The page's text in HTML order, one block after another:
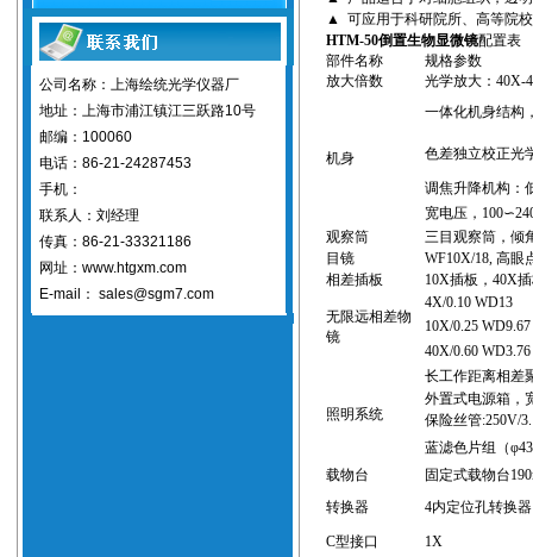
公司名称：上海绘统光学仪器厂
地址：上海市浦江镇江三跃路10号
邮编：100060
电话：86-21-24287453
手机：
联系人：刘经理
传真：86-21-33321186
网址：www.htgxm.com
E-mail： sales@sgm7.com
▲ 可应用于科研院所、高等院
HTM-50倒置生物显微镜配置表
部件名称
规格参数
放大倍数
光学放大： 40X-
机身
一体化机身结构
色差独立校正光
调焦升降机构：
宽电压， 100∽
观察筒
三 目观察筒，倾
目镜
WF10X/18, 高眼
相差插板
10X插板， 40X
无限远相差物
镜
4X/0.10WD13
10X/0.25 WD9.67
40X/0.60 WD3.76
照明系统
长工作距离相差
外置式电源箱，
保险丝管:250V/
蓝滤色片组（φ43
载物台
固定式载物台190
转换器
4内定位孔转换
C型接口
1X